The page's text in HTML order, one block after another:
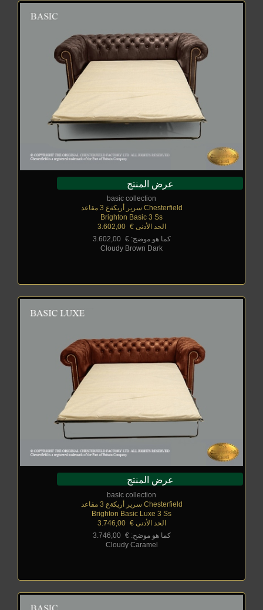
عرض المنتج
basic collection
Chesterfield سرير أريكةع 3 مقاعد
Brighton Basic 3 Ss
الحد الأدنى € _
3.602,00
كما هو موضح: € _
3.602,00
Cloudy Brown Dark
عرض المنتج
basic collection
Chesterfield سرير أريكةع 3 مقاعد
Brighton Basic Luxe 3 Ss
الحد الأدنى € _
3.746,00
كما هو موضح: € _
3.746,00
Cloudy Caramel